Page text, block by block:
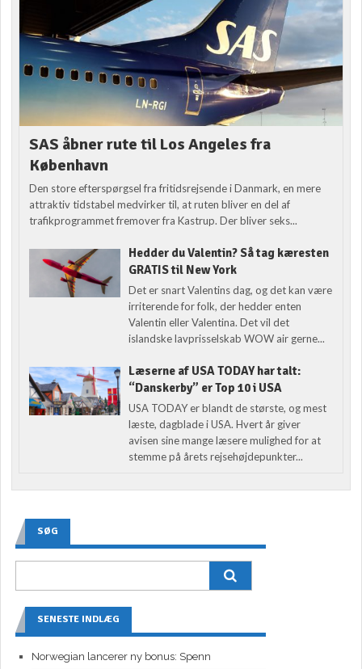
SAS åbner rute til Los Angeles fra
København
Den store efterspørgsel fra fritidsrejsende i Danmark, en mere
attraktiv tidstabel medvirker til, at ruten bliver en del af
trafikprogrammet fremover fra Kastrup. Der bliver seks...
Hedder du Valentin? Så tag kæresten
GRATIS til New York
Det er snart Valentins dag, og det kan være
irriterende for folk, der hedder enten
Valentin eller Valentina. Det vil det
islandske lavprisselskab WOW air gerne...
Læserne af USA TODAY har talt:
“Danskerby” er Top 10 i USA
USA TODAY er blandt de største, og mest
læste, dagblade i USA. Hvert år giver
avisen sine mange læsere mulighed for at
stemme på årets rejsehøjdepunkter...
SØG
SENESTE INDLÆG
Norwegian lancerer ny bonus: Spenn